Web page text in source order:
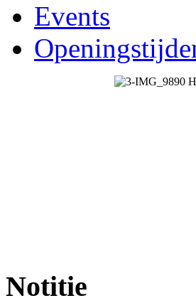
Events
Notitie